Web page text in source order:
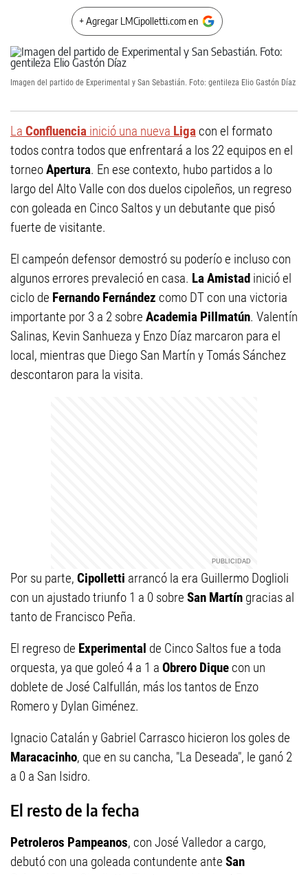
+ Agregar LMCipolletti.com en
Imagen del partido de Experimental y San Sebastián. Foto: gentileza Elio Gastón Díaz
La Confluencia inició una nueva Liga con el formato
todos contra todos que enfrentará a los 22 equipos en el
torneoApertura. En ese contexto, hubo partidos a lo
largo del Alto Valle con dos duelos cipoleños, un regreso
con goleada en Cinco Saltos y un debutante que pisó
fuerte de visitante.
El campeón defensor demostró su poderío e incluso con
algunos errores prevaleció en casa. La Amistad inició el
ciclo de Fernando Fernández como DT con una victoria
importante por 3 a 2 sobre Academia Pillmatún. Valentín
Salinas, Kevin Sanhueza y Enzo Díaz marcaron para el
local, mientras que Diego San Martín y Tomás Sánchez
descontaron para la visita.
Por su parte, Cipolletti arrancó la era Guillermo Doglioli
con un ajustado triunfo 1 a 0 sobre San Martín gracias al
tanto de Francisco Peña.
El regreso de Experimental de Cinco Saltos fue a toda
orquesta, ya que goleó 4 a 1 a Obrero Dique con un
doblete de José Calfullán, más los tantos de Enzo
Romero y Dylan Giménez.
Ignacio Catalán y Gabriel Carrasco hicieron los goles de
Maracacinho, que en su cancha, "La Deseada", le ganó 2
a 0 a San Isidro.
El resto de la fecha
Petroleros Pampeanos, con José Valledor a cargo,
debutó con una goleada contundente ante San